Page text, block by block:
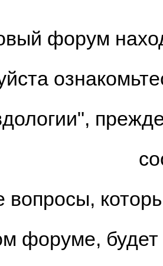
форум
вопросы,
форуме,